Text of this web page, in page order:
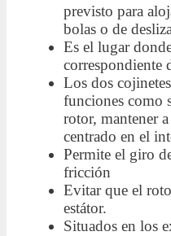
previsto para
bolas o de
Es el lugar
correspondiente
Los dos
funciones como
rotor, mantener
centrado en el
Permite el giro
fricción
Evitar que el
estátor.
Situados en los